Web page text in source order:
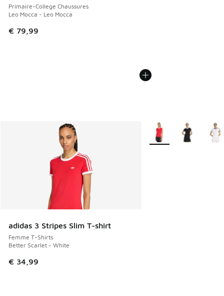
Primaire-College Chaussures
Leo Mocca - Leo Mocca
€ 79,99
adidas 3 Stripes Slim T-shirt
Femme T-Shirts
Better Scarlet - White
€ 34,99
Plus de couleurs